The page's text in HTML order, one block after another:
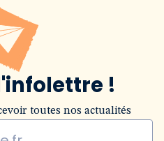
!
toutes nos actualités